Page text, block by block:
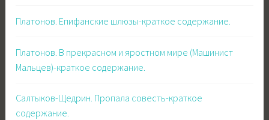
Платонов. Епифанские шлюзы-краткое содержание.
Платонов. В прекрасном и яростном мире (Машинист
Мальцев)-краткое содержание.
Салтыков-Щедрин. Пропала совесть-краткое
содержание.